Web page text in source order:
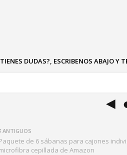
TIENES DUDAS?, ESCRIBENOS ABAJO Y
◄
ANTIGUOS
de 6 sábanas para cajones
cepillada de Amazon